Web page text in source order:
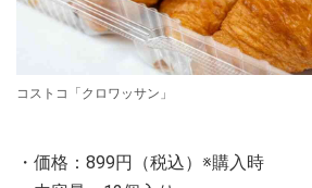
コストコ「クロワッサン」
・価格：899円（税込）※購入時